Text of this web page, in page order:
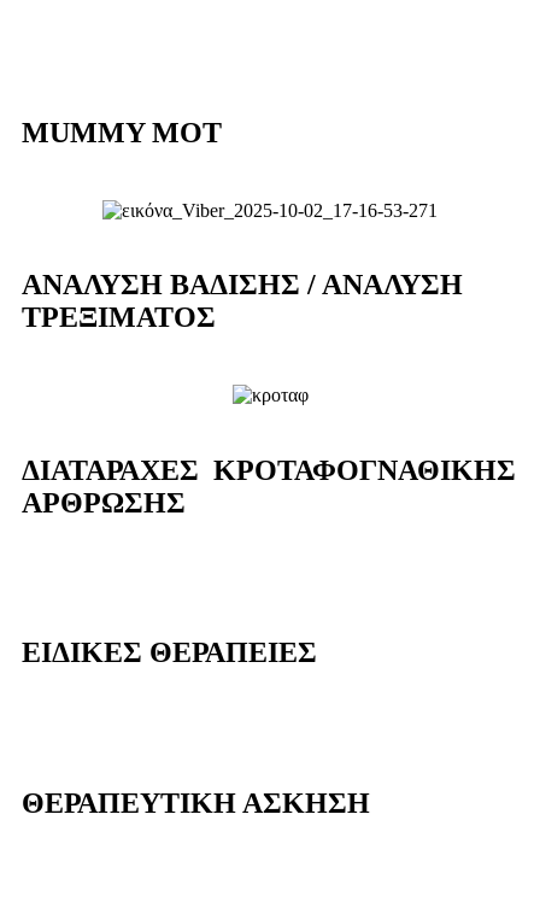
MUMMY MOT
ΑΝΑΛΥΣΗ ΒΑΔΙΣΗΣ / ΑΝΑΛΥΣΗ
ΤΡΕΞΙΜΑΤΟΣ
ΔΙΑΤΑΡΑΧΕΣ ΚΡΟΤΑΦΟΓΝΑΘΙΚΗΣ
ΑΡΘΡΩΣΗΣ
ΕΙΔΙΚΕΣ ΘΕΡΑΠΕΙΕΣ
ΘΕΡΑΠΕΥΤΙΚΗ ΑΣΚΗΣΗ